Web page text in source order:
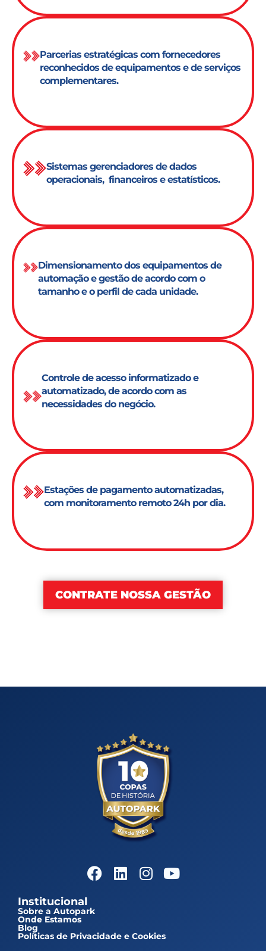
Parcerias estratégicas com fornecedores
reconhecidos de equipamentos e de serviços
complementares.
Sistemas gerenciadores de dados
operacionais, financeiros e estatísticos.
Dimensionamento dos equipamentos de
automação e gestão de acordo com o
tamanho e o perfil de cada unidade.
Controle de acesso informatizado e
automatizado, de acordo com as
necessidades do negócio.
Estações de pagamento automatizadas,
com monitoramento remoto 24h por dia.
CONTRATE NOSSA GESTÃO
Institucional
Sobre a Autopark
Onde Estamos
Blog
Políticas de Privacidade e Cookies